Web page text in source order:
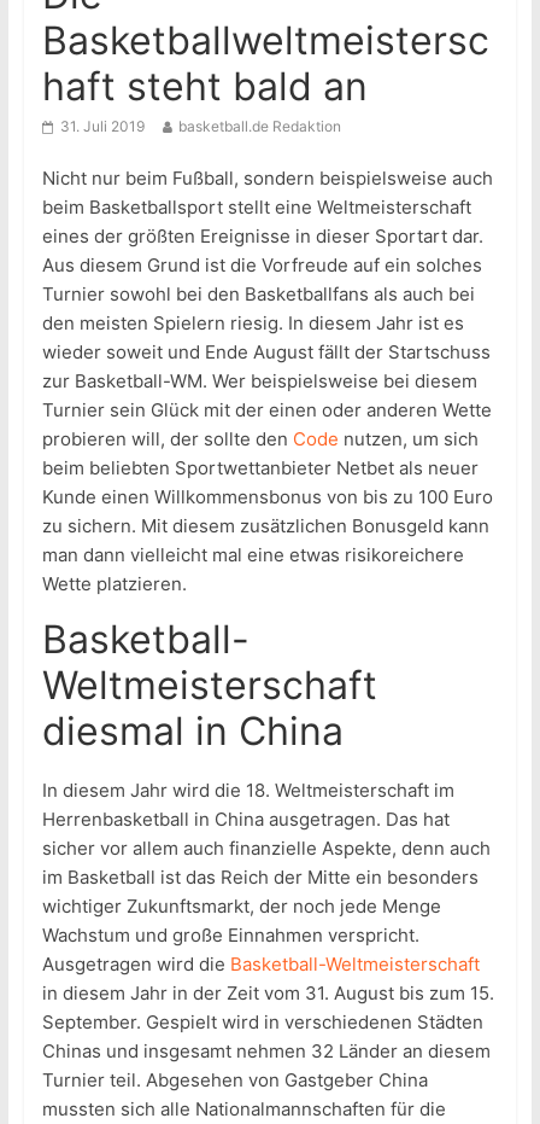
Basketballweltmeistersc
haft steht bald an
31. Juli 2019 basketball.de Redaktion
Nicht nur beim Fußball, sondern beispielsweise auch
beim Basketballsport stellt eine Weltmeisterschaft
eines der größten Ereignisse in dieser Sportart dar.
Aus diesem Grund ist die Vorfreude auf ein solches
Turnier sowohl bei den Basketballfans als auch bei
den meisten Spielern riesig. In diesem Jahr ist es
wieder soweit und Ende August fällt der Startschuss
zur Basketball-WM. Wer beispielsweise bei diesem
Turnier sein Glück mit der einen oder anderen Wette
probieren will, der sollte den Code nutzen, um sich
beim beliebten Sportwettanbieter Netbet als neuer
Kunde einen Willkommensbonus von bis zu 100 Euro
zu sichern. Mit diesem zusätzlichen Bonusgeld kann
man dann vielleicht mal eine etwas risikoreichere
Wette platzieren.
Basketball-
Weltmeisterschaft
diesmal in China
In diesem Jahr wird die 18. Weltmeisterschaft im
Herrenbasketball in China ausgetragen. Das hat
sicher vor allem auch finanzielle Aspekte, denn auch
im Basketball ist das Reich der Mitte ein besonders
wichtiger Zukunftsmarkt, der noch jede Menge
Wachstum und große Einnahmen verspricht.
Ausgetragen wird die Basketball-Weltmeisterschaft
in diesem Jahr in der Zeit vom 31. August bis zum 15.
September. Gespielt wird in verschiedenen Städten
Chinas und insgesamt nehmen 32 Länder an diesem
Turnier teil. Abgesehen von Gastgeber China
mussten sich alle Nationalmannschaften für die